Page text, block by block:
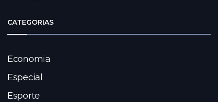
CATEGORIAS
Economia
Especial
Esporte